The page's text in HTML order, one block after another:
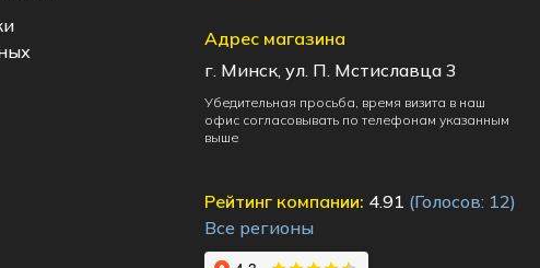
Адрес магазина
г. Минск, ул. П. Мстиславца 3
Убедительная просьба, время визита в наш
офис согласовывать по телефонам указанным
выше
Рейтинг компании: 4.91 (Голосов: 12)
Все регионы